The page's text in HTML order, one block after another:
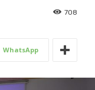
708
WhatsApp